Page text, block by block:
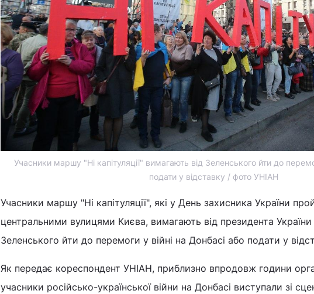
Учасники маршу "Ні капітуляції" вимагають від Зеленського йти до
подати у відставку / фото УНІАН
Учасники маршу "Ні капітуляції", які у День захисника України
центральними вулицями Києва, вимагають від президента
Зеленського йти до перемоги у війні на Донбасі або подати у
Як передає кореспондент УНІАН, приблизно впродовж години
учасники російсько-української війни на Донбасі виступали зі